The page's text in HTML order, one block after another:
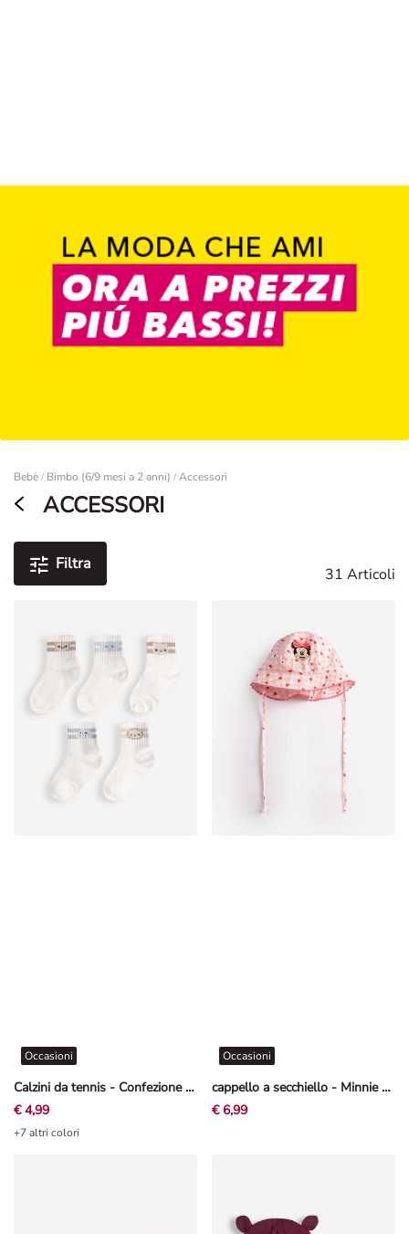
Bebè / Bimbo (6/9 mesi a 2 anni) / Accessori
ACCESSORI
Filtra
31 Articoli
Calzini da tennis - Confezione da 5 pezzi
Occasioni
€ 4,99
+7 altri colori
cappello a secchiello - Minnie - Bianco sporco
Occasioni
€ 6,99